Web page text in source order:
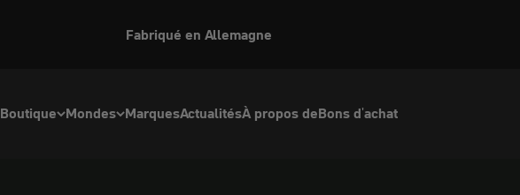
Fabriqué en Allemagne
Boutique Mondes MarquesActualitésÀ propos deBons d'achat